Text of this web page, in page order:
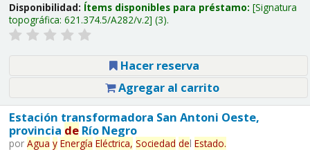
Disponibilidad: Ítems disponibles para préstamo: Signatura
topográfica: 621.374.5/A282/v.2 (3).
Hacer reserva
Agregar al carrito
Estación transformadora San Antoni Oeste,
provincia deRío Negro
por Agua y Energía Eléctrica, Sociedad del Estado.